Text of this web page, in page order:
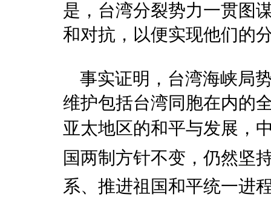
是，台湾分裂势力一贯图
和对抗，以便实现他们的
事实证明，台湾海峡局
维护包括台湾同胞在内的
亚太地区的和平与发展，
国两制方针不变，仍然坚
系、推进祖国和平统一进